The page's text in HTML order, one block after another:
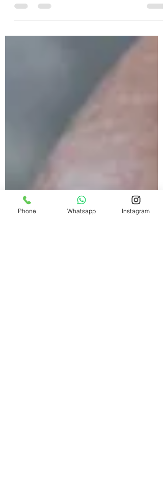
La tendinosis, mal llamada tendinitis del
tibial posterior, es una afección dolorosa
Phone Whatsapp Instagram